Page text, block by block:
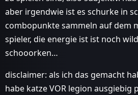
aber irgendwie ist es schurke in
combopunkte sammeln auf dem
spieler, die energie ist ist noch
schooorken…
disclaimer: als ich das gemacht
habe katze VOR legion ausgiebig